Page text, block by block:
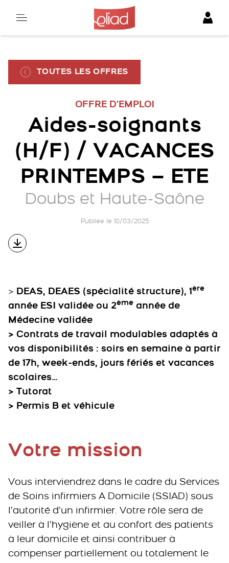
TOUTES LES OFFRES
OFFRE D'EMPLOI
Aides-soignants
(H/F) / VACANCES
PRINTEMPS – ETE
Doubs et Haute-Saône
Publiée le 10/03/2025
> DEAS, DEAES (spécialité structure), 1ère
année ESI validée ou 2ème année de
Médecine validée
> Contrats de travail modulables adaptés à
vos disponibilités : soirs en semaine à partir
de 17h, week-ends, jours fériés et vacances
scolaires…
> Tutorat
> Permis B et véhicule
Votre mission
Vous interviendrez dans le cadre du Services
de Soins infirmiers A Domicile (SSIAD) sous
l’autorité d’un infirmier. Votre rôle sera de
veiller à l’hygiène et au confort des patients
à leur domicile et ainsi contribuer à
compenser partiellement ou totalement le